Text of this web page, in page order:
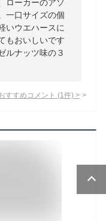
ローカーのアソ
一口サイズの個
いウエハースに
もおいしいです
ルナッツ味の３
すすめコメント (1 件) >